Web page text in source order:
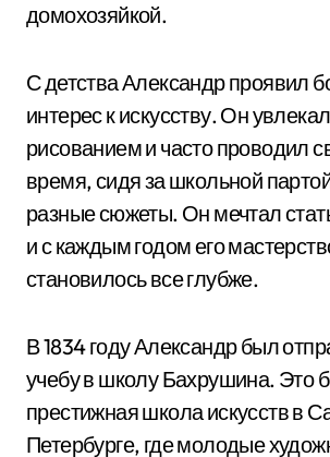
домохозяйкой.
С детства Александр проявил
интерес к искусству. Он
рисованием и часто проводил
время, сидя за школьной
разные сюжеты. Он мечтал
и с каждым годом его
становилось все глубже.
В 1834 году Александр был
учебу в школу Бахрушина. Это
престижная школа искусств в
Петербурге, где молодые